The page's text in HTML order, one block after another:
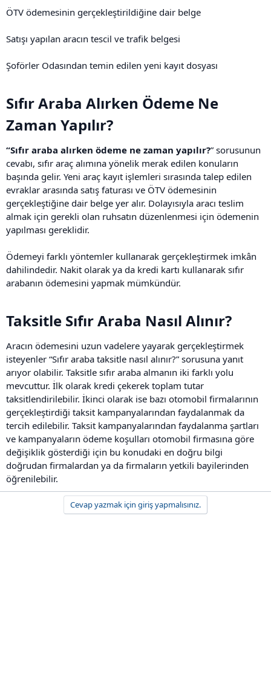
ÖTV ödemesinin gerçekleştirildiğine dair belge
Satışı yapılan aracın tescil ve trafik belgesi
Şoförler Odasından temin edilen yeni kayıt dosyası
Sıfır Araba Alırken Ödeme Ne
Zaman Yapılır?​
“Sıfır araba alırken ödeme ne zaman yapılır?” sorusunun
cevabı, sıfır araç alımına yönelik merak edilen konuların
başında gelir. Yeni araç kayıt işlemleri sırasında talep edilen
evraklar arasında satış faturası ve ÖTV ödemesinin
gerçekleştiğine dair belge yer alır. Dolayısıyla aracı teslim
almak için gerekli olan ruhsatın düzenlenmesi için ödemenin
yapılması gereklidir.
Ödemeyi farklı yöntemler kullanarak gerçekleştirmek imkân
dahilindedir. Nakit olarak ya da kredi kartı kullanarak sıfır
arabanın ödemesini yapmak mümkündür.
Taksitle Sıfır Araba Nasıl Alınır?​
Aracın ödemesini uzun vadelere yayarak gerçekleştirmek
isteyenler “Sıfır araba taksitle nasıl alınır?” sorusuna yanıt
arıyor olabilir. Taksitle sıfır araba almanın iki farklı yolu
mevcuttur. İlk olarak kredi çekerek toplam tutar
taksitlendirilebilir. İkinci olarak ise bazı otomobil firmalarının
gerçekleştirdiği taksit kampanyalarından faydalanmak da
tercih edilebilir. Taksit kampanyalarından faydalanma şartları
ve kampanyaların ödeme koşulları otomobil firmasına göre
değişiklik gösterdiği için bu konudaki en doğru bilgi
doğrudan firmalardan ya da firmaların yetkili bayilerinden
öğrenilebilir.
Cevap yazmak için giriş yapmalısınız.